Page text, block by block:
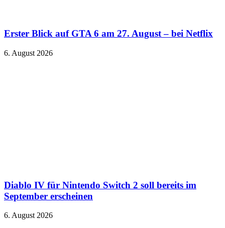
Erster Blick auf GTA 6 am 27. August – bei Netflix
6. August 2026
Diablo IV für Nintendo Switch 2 soll bereits im
September erscheinen
6. August 2026